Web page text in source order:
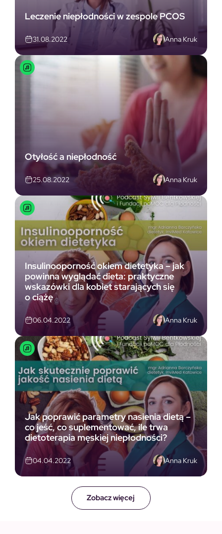
Zobacz więcej
Leczenie niepłodności w zespole PCOS
31.08.2022 Anna Kruk
Otyłość a niepłodność
25.08.2022 Anna Kruk
Insulinooporność okiem dietetyka – jak
powinna wyglądać dieta: praktyczne
wskazówki dla kobiet starających się
o ciążę
06.04.2022 Anna Kruk
Jak poprawić parametry nasienia dietą –
co jeść, co suplementować, ile trwa
dietoterapia męskiej niepłodności?
04.04.2022 Anna Kruk